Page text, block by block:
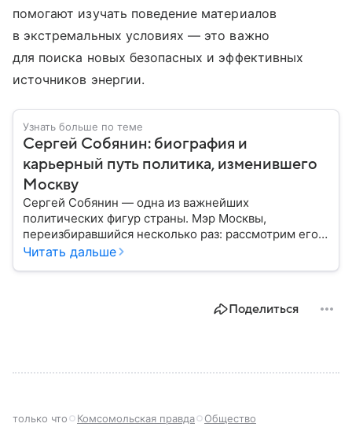
помогают изучать поведение материалов
в экстремальных условиях — это важно
для поиска новых безопасных и эффективных
источников энергии.
Узнать больше по теме
Сергей Собянин: биография и
карьерный путь политика, изменившего
Москву
Сергей Собянин — одна из важнейших
политических фигур страны. Мэр Москвы,
переизбиравшийся несколько раз: рассмотрим его
биографию подробнее.
Читать дальше
Поделиться
только что Комсомольская правда Общество